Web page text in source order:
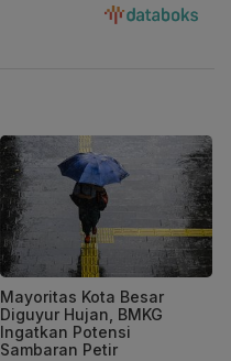
Mayoritas Kota Besar
Diguyur Hujan, BMKG
Ingatkan Potensi
Sambaran Petir